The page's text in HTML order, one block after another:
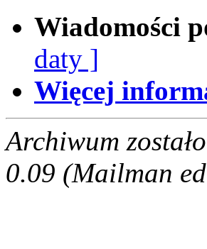
Wiadomości
daty ]
Więcej
Archiwum
0.09 (Mailman